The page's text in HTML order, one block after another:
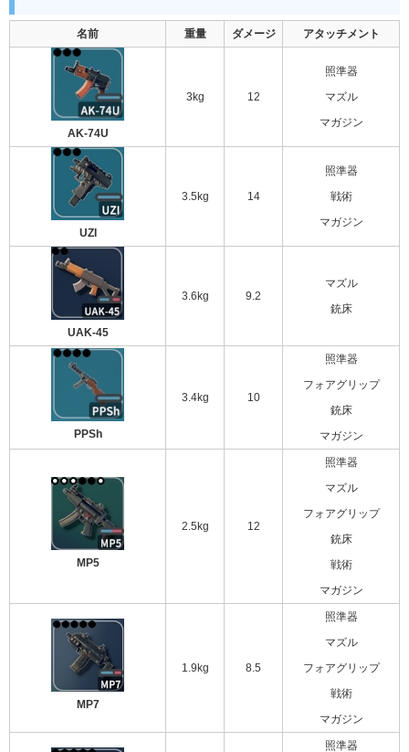
名前 重量 ダメージ アタッチメント
AK-74U
3kg 12
照準器
マズル
マガジン
UZI
3.5kg 14
照準器
戦術
マガジン
UAK-45
3.6kg 9.2
マズル
銃床
PPSh
3.4kg 10
照準器
フォアグリップ
銃床
マガジン
MP5
2.5kg 12
照準器
マズル
フォアグリップ
銃床
戦術
マガジン
MP7
1.9kg 8.5
照準器
マズル
フォアグリップ
戦術
マガジン
照準器